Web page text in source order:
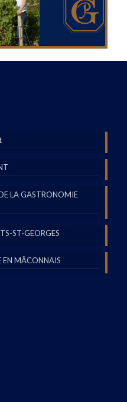
LA GASTRONOMIE
ST-GEORGES
EN MÂCONNAIS